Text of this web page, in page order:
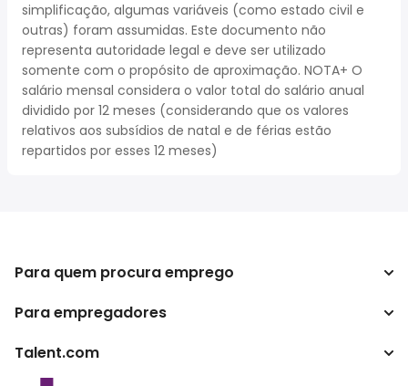
simplificação, algumas variáveis (como estado civil e
outras) foram assumidas. Este documento não
representa autoridade legal e deve ser utilizado
somente com o propósito de aproximação. NOTA+ O
salário mensal considera o valor total do salário anual
dividido por 12 meses (considerando que os valores
relativos aos subsídios de natal e de férias estão
repartidos por esses 12 meses)
Para quem procura emprego
Procurar empregos
Para empregadores
Empreendimento
Talent.com